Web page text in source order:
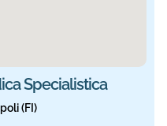
Specialistica
(FI)